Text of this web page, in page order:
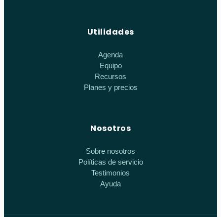
Utilidades
Agenda
Equipo
Recursos
Planes y precios
Nosotros
Sobre nosotros
Políticas de servicio
Testimonios
Ayuda